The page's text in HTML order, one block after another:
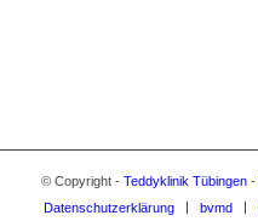
© Copyright - Teddyklinik Tübingen-
Datenschutzerklärung
bvmd